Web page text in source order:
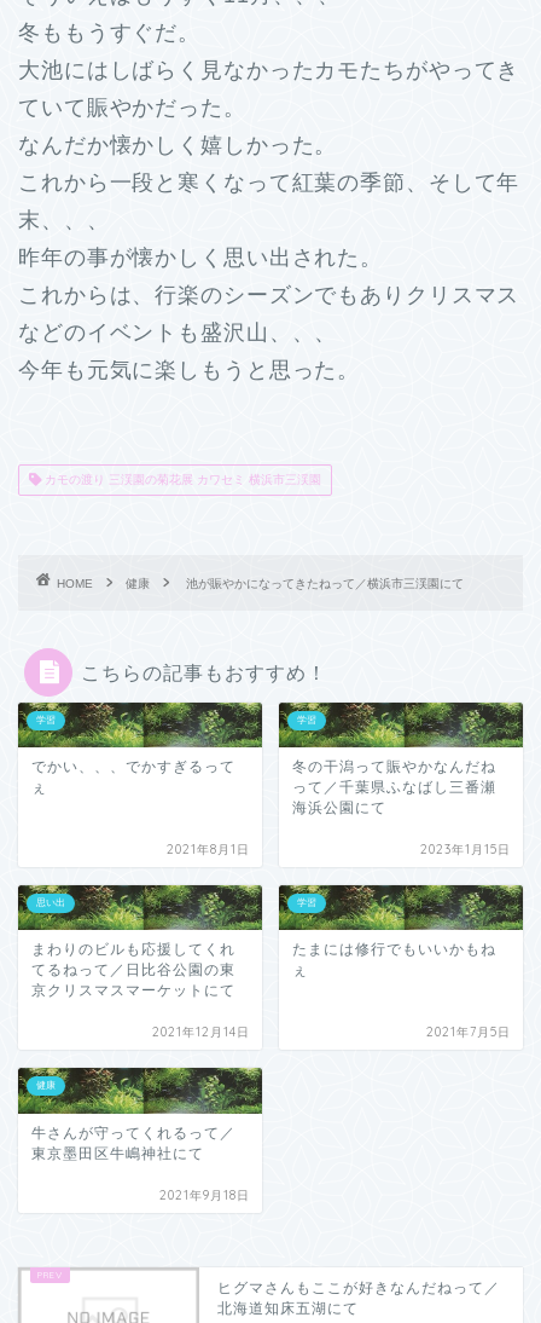
冬ももうすぐだ。
大池にはしばらく見なかったカモたちがやってき
ていて賑やかだった。
なんだか懐かしく嬉しかった。
これから一段と寒くなって紅葉の季節、そして年
末、、、
昨年の事が懐かしく思い出された。
これからは、行楽のシーズンでもありクリスマス
などのイベントも盛沢山、、、
今年も元気に楽しもうと思った。
カモの渡り 三渓園の菊花展 カワセミ 横浜市三渓園
HOME 健康 池が賑やかになってきたねって／横浜市三渓園にて
こちらの記事もおすすめ！
学習
でかい、、、でかすぎるって
ぇ
2021年8月1日
学習
冬の干潟って賑やかなんだね
って／千葉県ふなばし三番瀬
海浜公園にて
2023年1月15日
思い出
まわりのビルも応援してくれ
てるねって／日比谷公園の東
京クリスマスマーケットにて
2021年12月14日
学習
たまには修行でもいいかもね
ぇ
2021年7月5日
健康
牛さんが守ってくれるって／
東京墨田区牛嶋神社にて
2021年9月18日
ヒグマさんもここが好きなんだねって／
北海道知床五湖にて